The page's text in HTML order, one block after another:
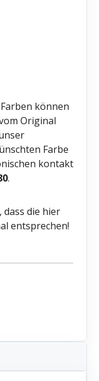
können
Original
Farbe
kontakt
.
die hier
entsprechen!